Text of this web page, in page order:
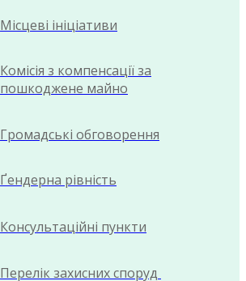
Місцеві ініціативи
Комісія з компенсації за
пошкоджене майно
Громадські обговорення
Ґендерна рівність
Консультаційні пункти
Перелік захисних споруд